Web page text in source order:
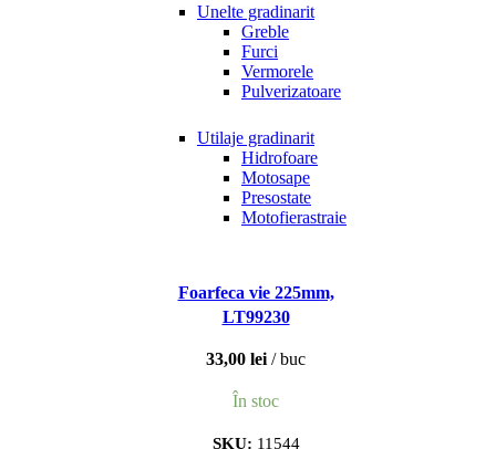
Unelte gradinarit
Greble
Furci
Vermorele
Pulverizatoare
Utilaje gradinarit
Hidrofoare
Motosape
Presostate
Motofierastraie
Foarfeca vie 225mm,
LT99230
33,00 lei buc
În stoc
SKU: 11544